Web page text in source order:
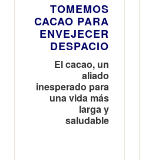
TOMEMOS
CACAO PARA
ENVEJECER
DESPACIO
El cacao, un
aliado
inesperado para
una vida más
larga y
saludable